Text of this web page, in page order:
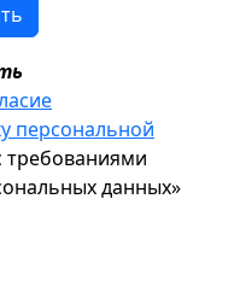
персональной
требованиями
данных»